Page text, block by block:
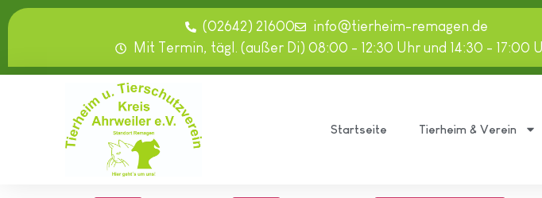
springen
(02642) 21600
info@tierheim-remagen.de
Mit Termin, tägl. (außer Di) 08:00 - 12:30 Uhr und 14:30 - 17:00
Startseite Tierheim & Verein